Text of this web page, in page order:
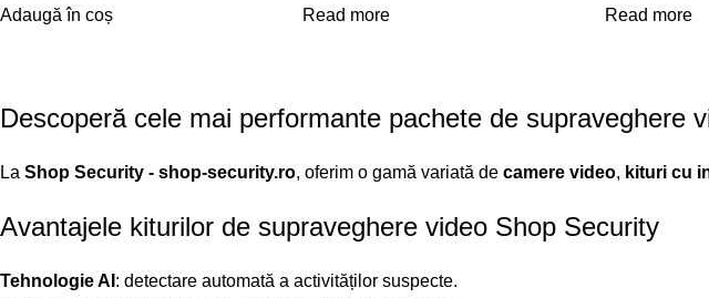
Adaugă în coș Read more Read more
Descoperă cele mai performante pachete de supraveghere
La Shop Security - shop-security.ro, oferim o gamă variată de camere video, kituri cu
Avantajele kiturilor de supraveghere video Shop Security
Tehnologie AI : detectare automată a activităților suspecte.